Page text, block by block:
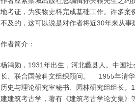
地考证，为实物史料完成基础工作。许多
不及的，这可以说是对作者将近30年来从
作者简介：
杨鸿勋，1931年出生，河北蠡县人。中国
长、联合国教科文组织顾问。 1955年清华
历史与理论研究室秘书、园林研究组组长
建建筑考古学，著有《建筑考古学论文集